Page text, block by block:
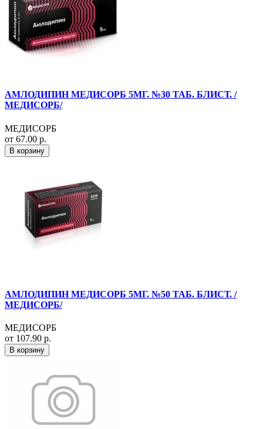
АМЛОДИПИН МЕДИСОРБ 5МГ. №30 ТАБ. БЛИСТ. /
МЕДИСОРБ/
МЕДИСОРБ
от 67.00 р.
В корзину
АМЛОДИПИН МЕДИСОРБ 5МГ. №50 ТАБ. БЛИСТ. /
МЕДИСОРБ/
МЕДИСОРБ
от 107.90 р.
В корзину